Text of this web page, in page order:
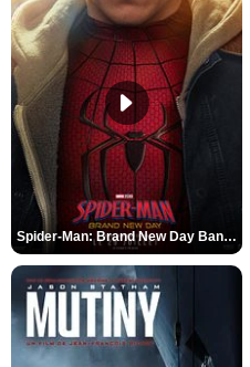
Spider-Man: Brand New Day Bande-annonce VO STFR